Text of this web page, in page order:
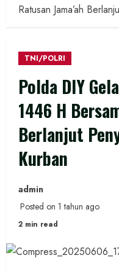
Ratusan Jama’ah
TNI/POLRI
Polda DIY
1446 H
Berlanjut
Kurban
admin
Posted on 1 tahun ago
2 min read